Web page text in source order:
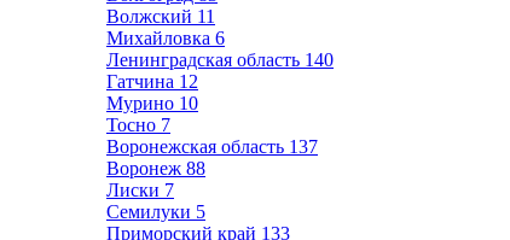
Волжский 11
Михайловка 6
Ленинградская область 140
Гатчина 12
Мурино 10
Тосно 7
Воронежская область 137
Воронеж 88
Лиски 7
Семилуки 5
Приморский край 133